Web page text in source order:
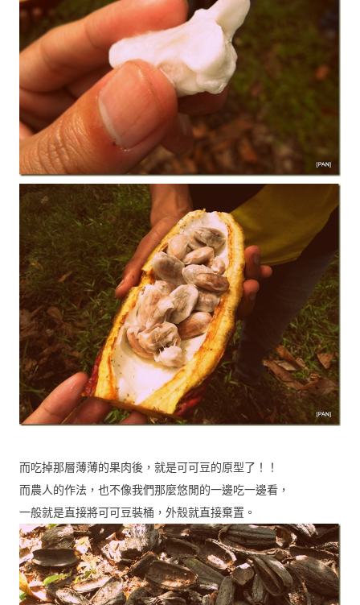
而吃掉那層薄薄的果肉後，就是可可豆的原型了！！
而農人的作法，也不像我們那麼悠閒的一邊吃一邊看，
一般就是直接將可可豆裝桶，外殼就直接棄置。